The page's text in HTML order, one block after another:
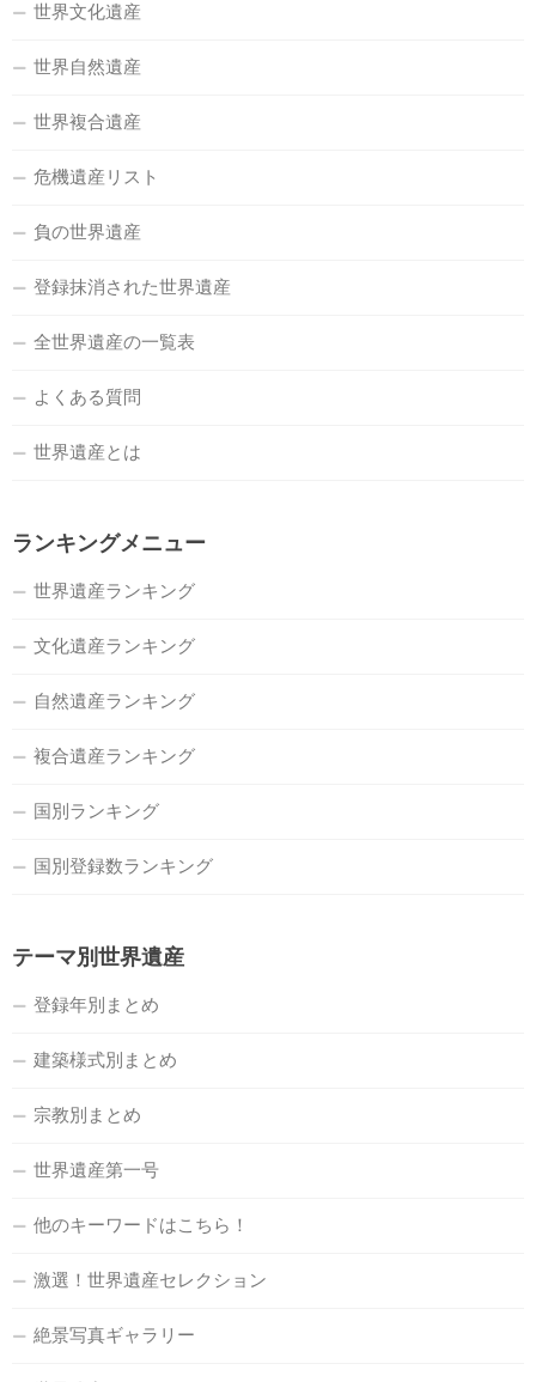
世界文化遺産
世界自然遺産
世界複合遺産
危機遺産リスト
負の世界遺産
登録抹消された世界遺産
全世界遺産の一覧表
よくある質問
世界遺産とは
ランキングメニュー
世界遺産ランキング
文化遺産ランキング
自然遺産ランキング
複合遺産ランキング
国別ランキング
国別登録数ランキング
テーマ別世界遺産
登録年別まとめ
建築様式別まとめ
宗教別まとめ
世界遺産第一号
他のキーワードはこちら！
激選！世界遺産セレクション
絶景写真ギャラリー